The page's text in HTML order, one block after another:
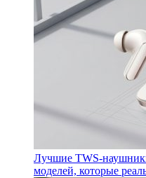
Лучшие TWS-
моделей, которые